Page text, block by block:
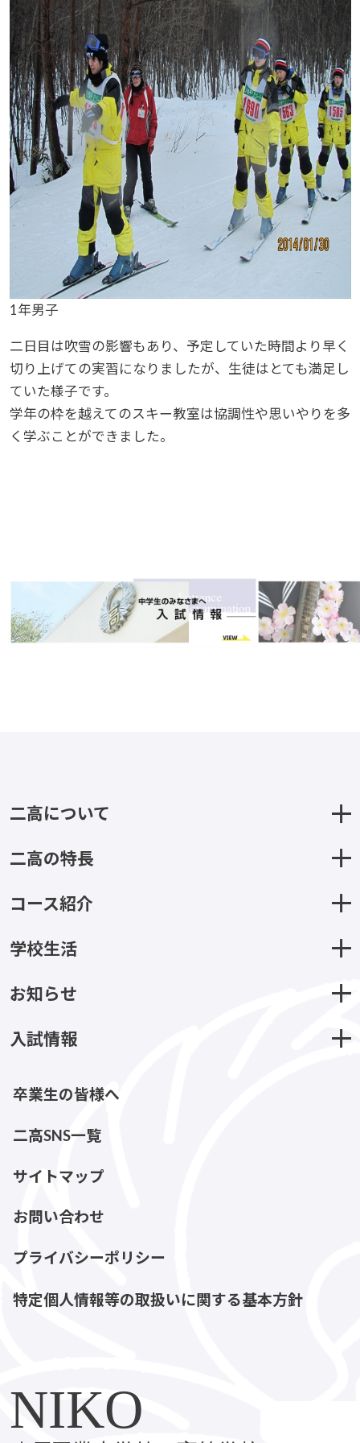
1年男子
二日目は吹雪の影響もあり、予定していた時間より早く
切り上げての実習になりましたが、生徒はとても満足し
ていた様子です。
学年の枠を越えてのスキー教室は協調性や思いやりを多
く学ぶことができました。
二高について
二高の特長
コース紹介
学校生活
お知らせ
入試情報
卒業生の皆様へ
二高SNS一覧
サイトマップ
お問い合わせ
プライバシーポリシー
特定個人情報等の取扱いに関する基本方針
NIKO